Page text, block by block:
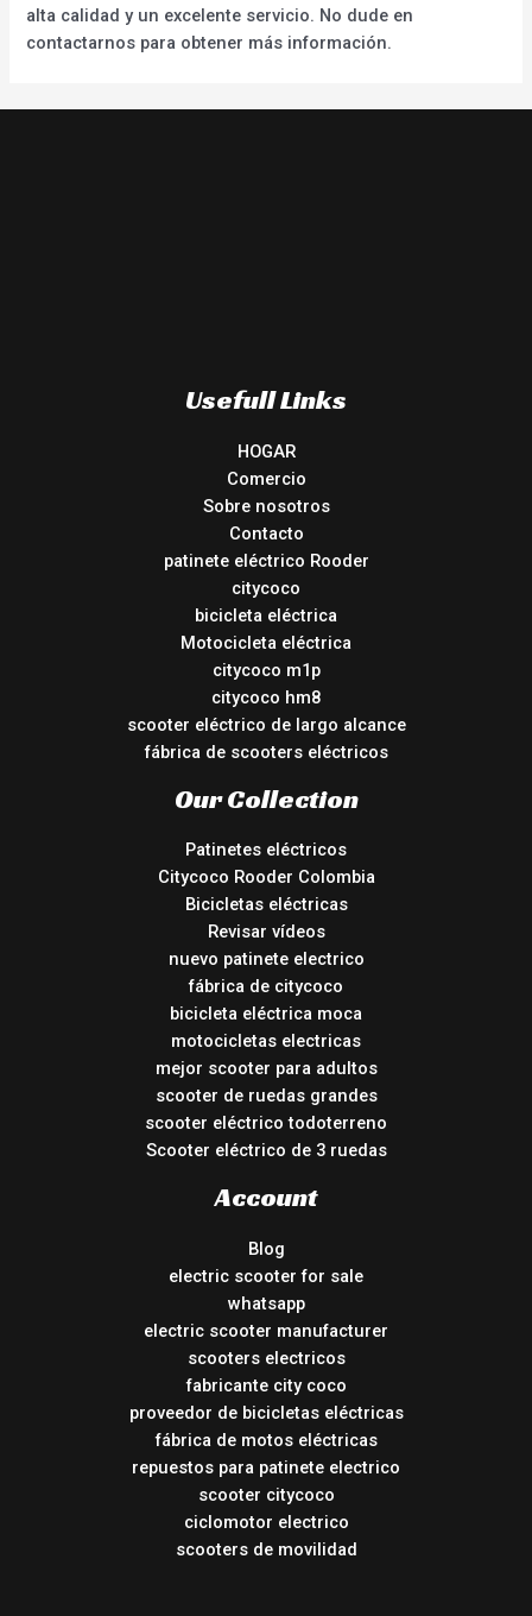
alta calidad y un excelente servicio. No dude en
contactarnos para obtener más información.
Usefull Links
HOGAR
Comercio
Sobre nosotros
Contacto
patinete eléctrico Rooder
citycoco
bicicleta eléctrica
Motocicleta eléctrica
citycoco m1p
citycoco hm8
scooter eléctrico de largo alcance
fábrica de scooters eléctricos
Our Collection
Patinetes eléctricos
Citycoco Rooder Colombia
Bicicletas eléctricas
Revisar vídeos
nuevo patinete electrico
fábrica de citycoco
bicicleta eléctrica moca
motocicletas electricas
mejor scooter para adultos
scooter de ruedas grandes
scooter eléctrico todoterreno
Scooter eléctrico de 3 ruedas
Account
Blog
electric scooter for sale
whatsapp
electric scooter manufacturer
scooters electricos
fabricante city coco
proveedor de bicicletas eléctricas
fábrica de motos eléctricas
repuestos para patinete electrico
scooter citycoco
ciclomotor electrico
scooters de movilidad